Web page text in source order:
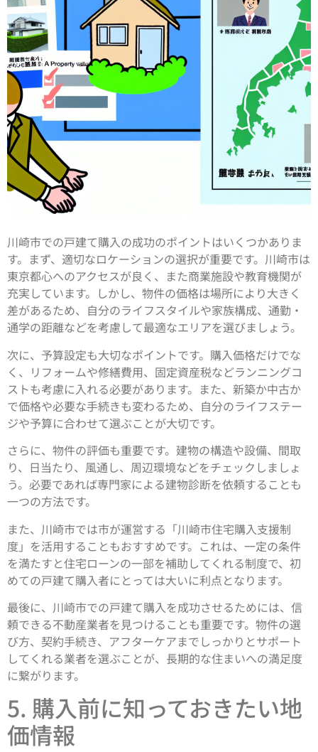
川崎市での戸建て購入の成功のポイントはいくつかありま
す。まず、適切なロケーションの選択が重要です。川崎市は
東京都心へのアクセスが良く、また商業施設や教育機関が
充実しています。しかし、物件の価格は場所により大きく
差があるため、自分のライフスタイルや家族構成、通勤・
通学の距離などを考慮して最適なエリアを選びましょう。
次に、予算設定も大切なポイントです。購入価格だけでな
く、リフォームや修繕費用、固定資産税などランニングコ
ストも考慮に入れる必要があります。また、新築か中古か
で価格や必要な手続きも変わるため、自分のライフステー
ジや予算に合わせて選ぶことが大切です。
さらに、物件の評価も重要です。建物の構造や設備、間取
り、日当たり、風通し、周辺環境などをチェックしましょ
う。必要であれば専門家による建物診断を依頼することも
一つの方法です。
また、川崎市では市が運営する「川崎市住宅購入支援制
度」を活用することもおすすめです。これは、一定の条件
を満たすと住宅ローンの一部を補助してくれる制度で、初
めての戸建て購入者にとっては大いに利点となります。
最後に、川崎市での戸建て購入を成功させるためには、信
頼できる不動産業者を見つけることも重要です。物件の選
び方、契約手続き、アフターケアまでしっかりとサポート
してくれる業者を選ぶことが、長期的な住まいへの満足度
に繋がります。
5. 購入前に知っておきたい地
価情報